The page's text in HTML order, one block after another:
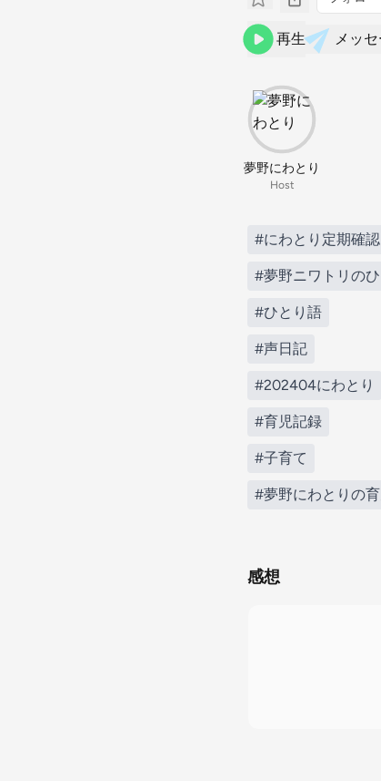
再生 メッ
夢野にわとり
Host
#にわとり定期確認
#夢野ニワトリの
#ひとり語
#声日記
#202404にわとり
#育児記録
#子育て
#夢野にわとりの
感想